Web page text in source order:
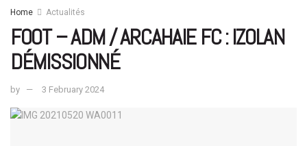
Home Actualités
FOOT – ADM / ARCAHAIE FC : IZOLAN
DÉMISSIONNÉ
by 3 February 2024